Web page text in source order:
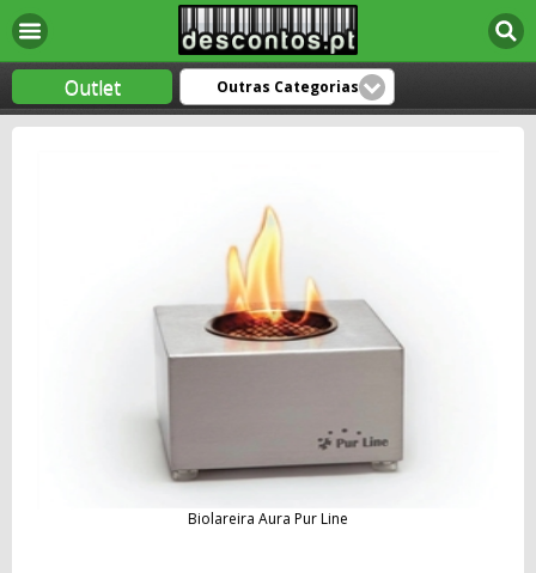
Outlet Outras Categorias
Biolareira Aura Pur Line